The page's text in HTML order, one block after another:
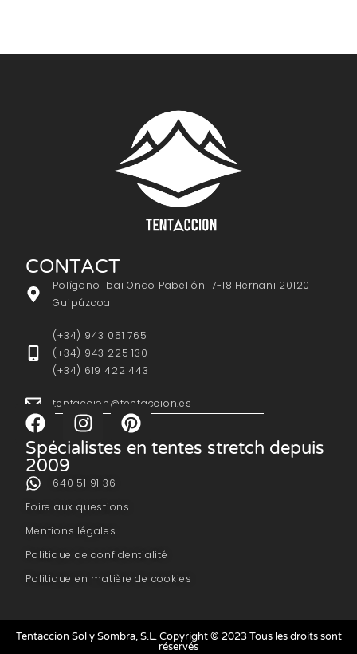
CONTACT
Polígono Ibai Ondo Pabellón 17-18 Hernani 20120
Guipúzcoa
(+34) 943 051 765
(+34) 943 225 130
(+34) 619 422 443
tentaccion@tentaccion.es
Spécialistes en tentes stretch depuis
2009
640 51 91 36
Foire aux questions
Mentions légales
Politique de confidentialité
Politique en matière de cookies
Tentaccion Sol y Sombra, S.L. Copyright © 2023 Tous les droits sont
réservés